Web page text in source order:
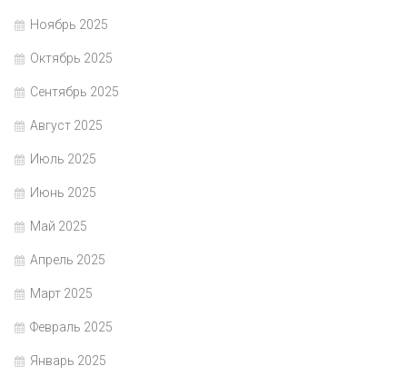
Ноябрь 2025
Октябрь 2025
Сентябрь 2025
Август 2025
Июль 2025
Июнь 2025
Май 2025
Апрель 2025
Март 2025
Февраль 2025
Январь 2025